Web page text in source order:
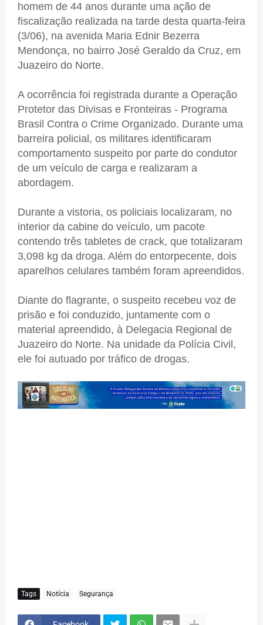
homem de 44 anos durante uma ação de
fiscalização realizada na tarde desta quarta-feira
(3/06), na avenida Maria Ednir Bezerra
Mendonça, no bairro José Geraldo da Cruz, em
Juazeiro do Norte.
A ocorrência foi registrada durante a Operação
Protetor das Divisas e Fronteiras - Programa
Brasil Contra o Crime Organizado. Durante uma
barreira policial, os militares identificaram
comportamento suspeito por parte do condutor
de um veículo de carga e realizaram a
abordagem.
Durante a vistoria, os policiais localizaram, no
interior da cabine do veículo, um pacote
contendo três tabletes de crack, que totalizaram
3,098 kg da droga. Além do entorpecente, dois
aparelhos celulares também foram apreendidos.
Diante do flagrante, o suspeito recebeu voz de
prisão e foi conduzido, juntamente com o
material apreendido, à Delegacia Regional de
Juazeiro do Norte. Na unidade da Polícia Civil,
ele foi autuado por tráfico de drogas.
Tags Notícia Segurança